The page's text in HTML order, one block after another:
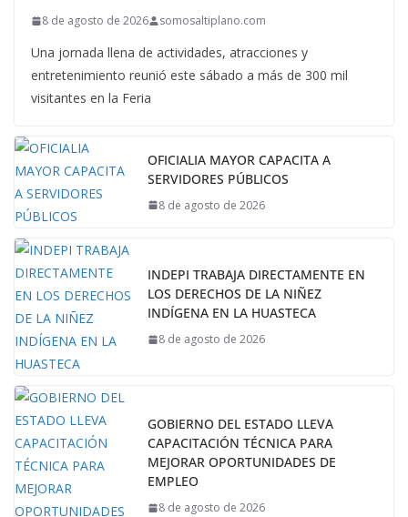
8 de agosto de 2026 somosaltiplano.com
Una jornada llena de actividades, atracciones y
entretenimiento reunió este sábado a más de 300 mil
visitantes en la Feria
OFICIALIA MAYOR CAPACITA A
SERVIDORES PÚBLICOS
8 de agosto de 2026
INDEPI TRABAJA DIRECTAMENTE EN
LOS DERECHOS DE LA NIÑEZ
INDÍGENA EN LA HUASTECA
8 de agosto de 2026
GOBIERNO DEL ESTADO LLEVA
CAPACITACIÓN TÉCNICA PARA
MEJORAR OPORTUNIDADES DE
EMPLEO
8 de agosto de 2026